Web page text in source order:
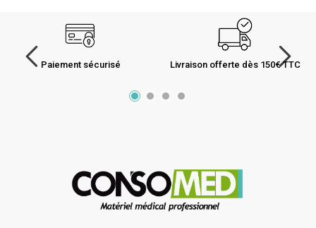
Paiement sécurisé Livraison offerte dès 150€ TTC